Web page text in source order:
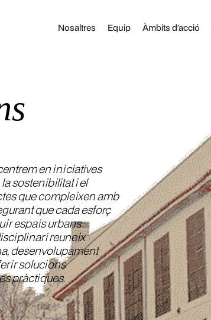
Nosaltres Equip Àmbits d’acció
en iniciatives
sostenibilitat i el
que compleixen amb
que cada esforç
espais urbans
reuneix
desenvolupament
solucions
pràctiques.